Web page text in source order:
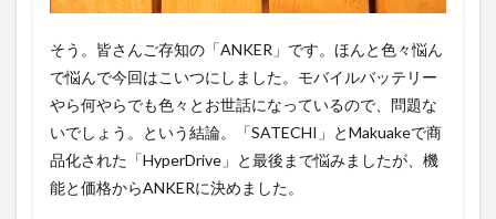
そう。皆さんご存知の「ANKER」です。ほんと色々悩ん
で悩んで今回はこいつにしました。モバイルバッテリー
やら何やらでも色々とお世話になっているので、問題な
いでしょう。という結論。「SATECHI」とMakuakeで商
品化された「HyperDrive」と最後まで悩みましたが、機
能と価格からANKERに決めました。